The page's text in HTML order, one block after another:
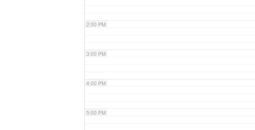
2:00 PM
3:00 PM
4:00 PM
5:00 PM